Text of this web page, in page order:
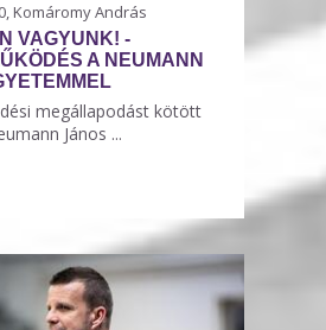
Komáromy András
VAGYUNK! -
A NEUMANN
megállapodást kötött
János ...